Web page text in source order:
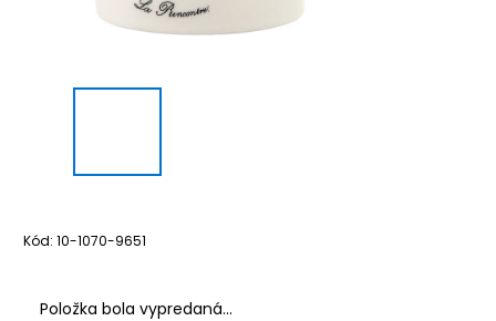
Kód: 10-1070-9651
Položka bola vypredaná…